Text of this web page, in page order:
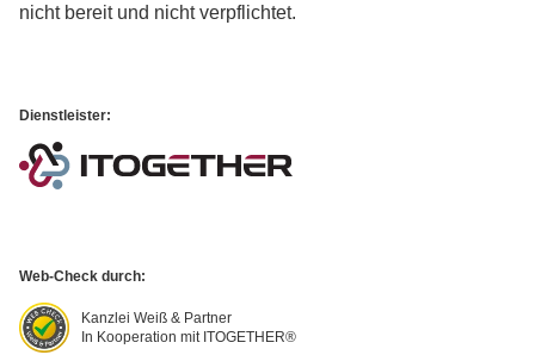
nicht bereit und nicht verpflichtet.
Dienstleister:
Web-Check durch:
Kanzlei Weiß & Partner
In Kooperation mit ITOGETHER®